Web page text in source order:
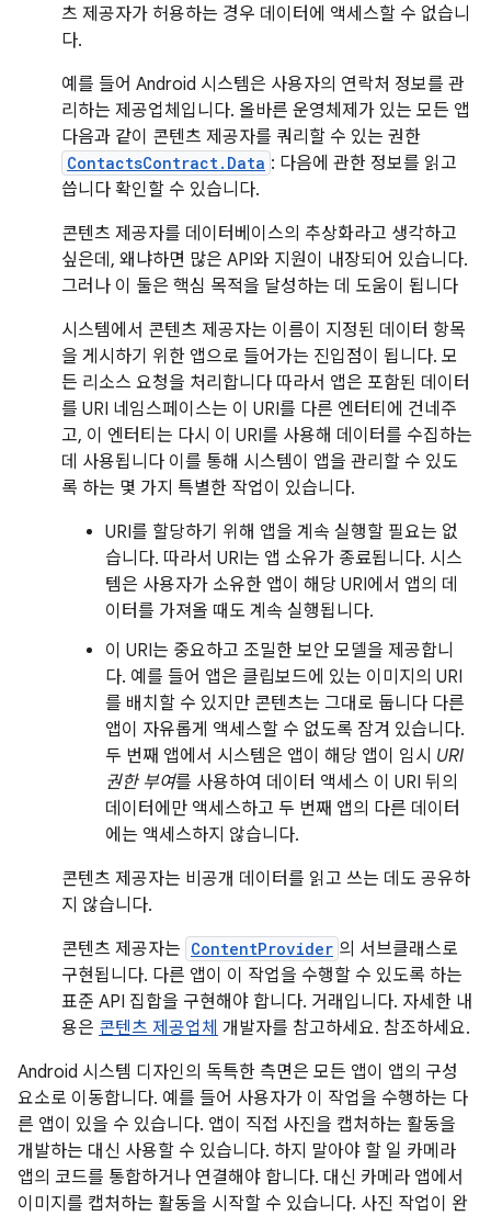
츠 제공자가 허용하는 경우 데이터에 액세스할 수 없습니
다.
예를 들어 Android 시스템은 사용자의 연락처 정보를 관
리하는 제공업체입니다. 올바른 운영체제가 있는 모든 앱
다음과 같이 콘텐츠 제공자를 쿼리할 수 있는 권한
ContactsContract.Data : 다음에 관한 정보를 읽고
씁니다 확인할 수 있습니다.
콘텐츠 제공자를 데이터베이스의 추상화라고 생각하고
싶은데, 왜냐하면 많은 API와 지원이 내장되어 있습니다.
그러나 이 둘은 핵심 목적을 달성하는 데 도움이 됩니다
시스템에서 콘텐츠 제공자는 이름이 지정된 데이터 항목
을 게시하기 위한 앱으로 들어가는 진입점이 됩니다. 모
든 리소스 요청을 처리합니다 따라서 앱은 포함된 데이터
를 URI 네임스페이스는 이 URI를 다른 엔터티에 건네주
고, 이 엔터티는 다시 이 URI를 사용해 데이터를 수집하는
데 사용됩니다 이를 통해 시스템이 앱을 관리할 수 있도
록 하는 몇 가지 특별한 작업이 있습니다.
URI를 할당하기 위해 앱을 계속 실행할 필요는 없
습니다. 따라서 URI는 앱 소유가 종료됩니다. 시스
템은 사용자가 소유한 앱이 해당 URI에서 앱의 데
이터를 가져올 때도 계속 실행됩니다.
이 URI는 중요하고 조밀한 보안 모델을 제공합니
다. 예를 들어 앱은 클립보드에 있는 이미지의 URI
를 배치할 수 있지만 콘텐츠는 그대로 둡니다 다른
앱이 자유롭게 액세스할 수 없도록 잠겨 있습니다.
두 번째 앱에서 시스템은 앱이 해당 앱이 임시 URI
권한 부여를 사용하여 데이터 액세스 이 URI 뒤의
데이터에만 액세스하고 두 번째 앱의 다른 데이터
에는 액세스하지 않습니다.
콘텐츠 제공자는 비공개 데이터를 읽고 쓰는 데도 공유하
지 않습니다.
콘텐츠 제공자는 ContentProvider 의 서브클래스로
구현됩니다. 다른 앱이 이 작업을 수행할 수 있도록 하는
표준 API 집합을 구현해야 합니다. 거래입니다. 자세한 내
용은 콘텐츠 제공업체 개발자를 참고하세요. 참조하세요.
Android 시스템 디자인의 독특한 측면은 모든 앱이 앱의 구성
요소로 이동합니다. 예를 들어 사용자가 이 작업을 수행하는 다
른 앱이 있을 수 있습니다. 앱이 직접 사진을 캡처하는 활동을
개발하는 대신 사용할 수 있습니다. 하지 말아야 할 일 카메라
앱의 코드를 통합하거나 연결해야 합니다. 대신 카메라 앱에서
이미지를 캡처하는 활동을 시작할 수 있습니다. 사진 작업이 완